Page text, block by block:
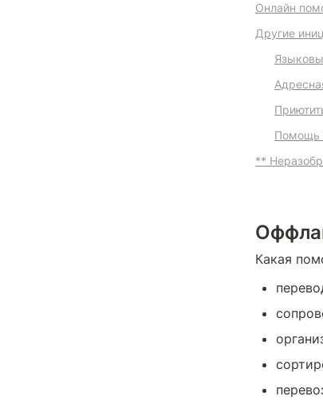
Онлайн
Другие
Помощь
**
Какая